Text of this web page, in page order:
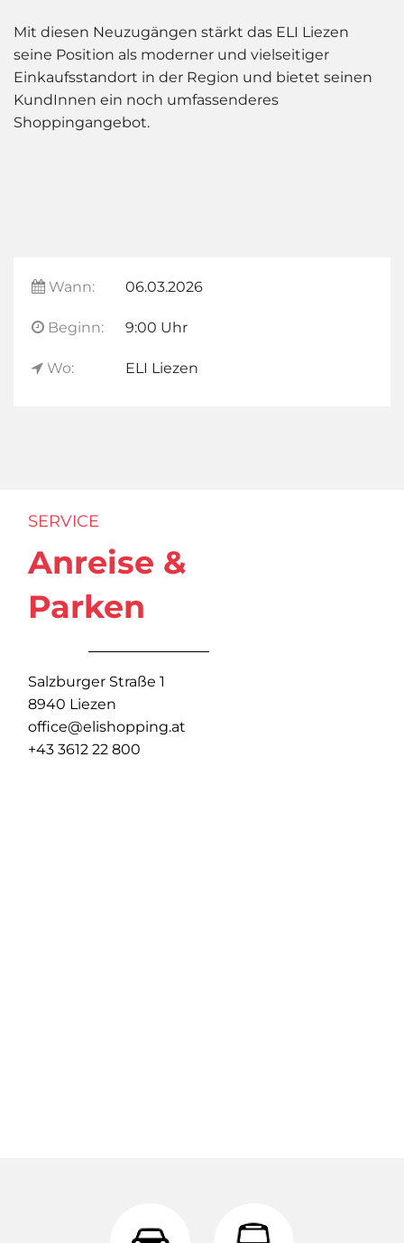
Mit diesen Neuzugängen stärkt das ELI Liezen
seine Position als moderner und vielseitiger
Einkaufsstandort in der Region und bietet seinen
KundInnen ein noch umfassenderes
Shoppingangebot.
Wann: 06.03.2026
Beginn: 9:00 Uhr
Wo: ELI Liezen
SERVICE
Anreise &
Parken
Salzburger Straße 1
8940 Liezen
office@elishopping.at
+43 3612 22 800